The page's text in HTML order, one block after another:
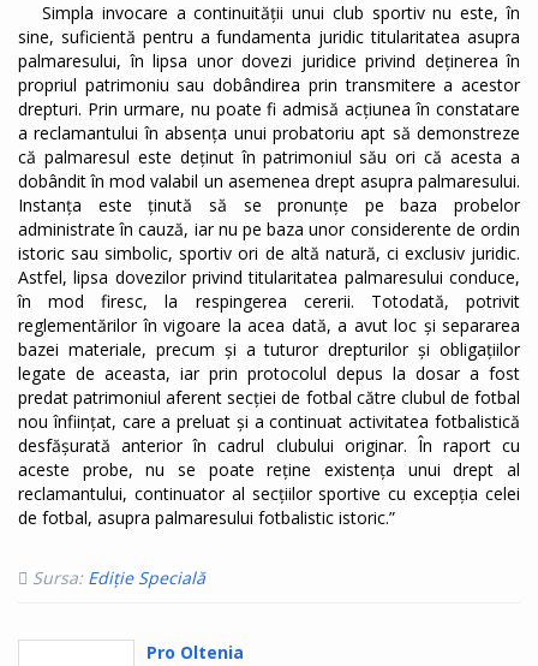
Simpla invocare a continuității unui club sportiv nu este, în
sine, suficientă pentru a fundamenta juridic titularitatea asupra
palmaresului, în lipsa unor dovezi juridice privind deținerea în
propriul patrimoniu sau dobândirea prin transmitere a acestor
drepturi. Prin urmare, nu poate fi admisă acțiunea în constatare
a reclamantului în absența unui probatoriu apt să demonstreze
că palmaresul este deținut în patrimoniul său ori că acesta a
dobândit în mod valabil un asemenea drept asupra palmaresului.
Instanța este ținută să se pronunțe pe baza probelor
administrate în cauză, iar nu pe baza unor considerente de ordin
istoric sau simbolic, sportiv ori de altă natură, ci exclusiv juridic.
Astfel, lipsa dovezilor privind titularitatea palmaresului conduce,
în mod firesc, la respingerea cererii. Totodată, potrivit
reglementărilor în vigoare la acea dată, a avut loc și separarea
bazei materiale, precum și a tuturor drepturilor și obligațiilor
legate de aceasta, iar prin protocolul depus la dosar a fost
predat patrimoniul aferent secției de fotbal către clubul de fotbal
nou înființat, care a preluat și a continuat activitatea fotbalistică
desfășurată anterior în cadrul clubului originar. În raport cu
aceste probe, nu se poate reține existența unui drept al
reclamantului, continuator al secțiilor sportive cu excepția celei
de fotbal, asupra palmaresului fotbalistic istoric.”
Sursa: Ediție Specială
Pro Oltenia